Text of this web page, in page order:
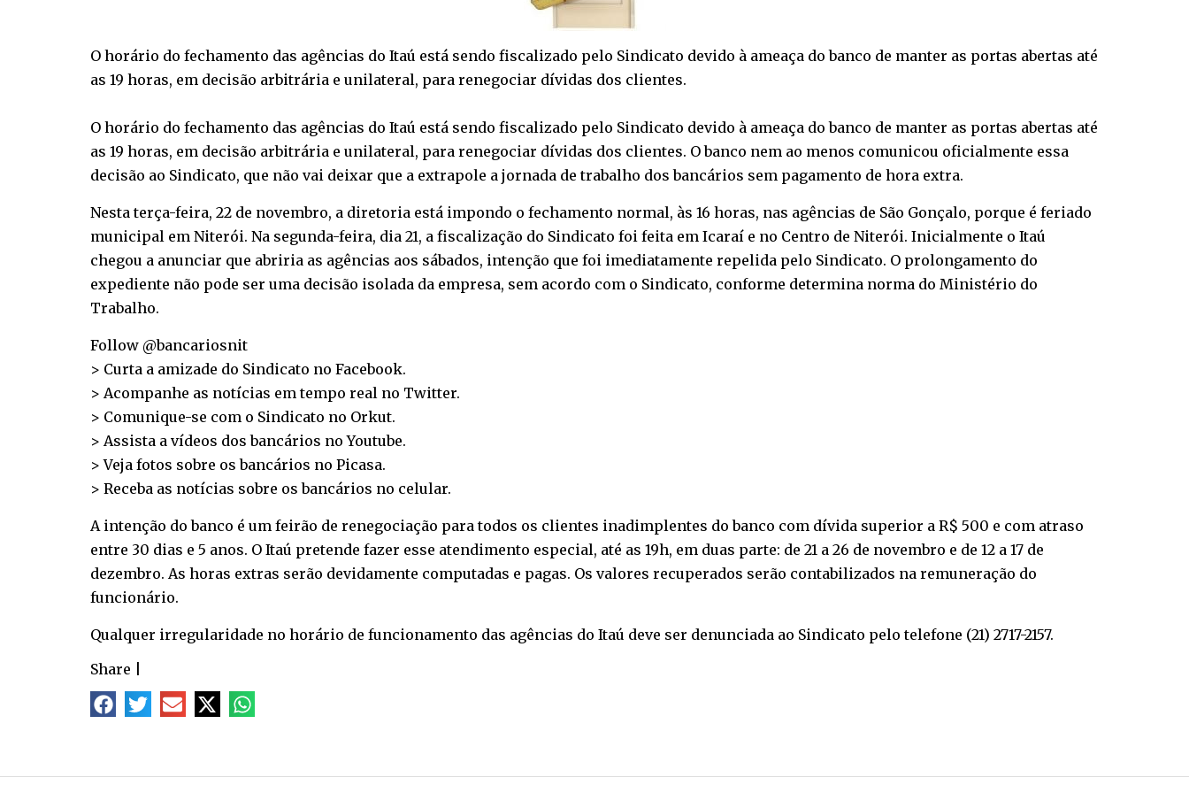
O horário do fechamento das agências do Itaú está sendo fiscalizado pelo Sindicato devido à ameaça do banco de manter as portas abertas até
as 19 horas, em decisão arbitrária e unilateral, para renegociar dívidas dos clientes.
O horário do fechamento das agências do Itaú está sendo fiscalizado pelo Sindicato devido à ameaça do banco de manter as portas abertas até
as 19 horas, em decisão arbitrária e unilateral, para renegociar dívidas dos clientes. O banco nem ao menos comunicou oficialmente essa
decisão ao Sindicato, que não vai deixar que a extrapole a jornada de trabalho dos bancários sem pagamento de hora extra.
Nesta terça-feira, 22 de novembro, a diretoria está impondo o fechamento normal, às 16 horas, nas agências de São Gonçalo, porque é feriado
municipal em Niterói. Na segunda-feira, dia 21, a fiscalização do Sindicato foi feita em Icaraí e no Centro de Niterói. Inicialmente o Itaú
chegou a anunciar que abriria as agências aos sábados, intenção que foi imediatamente repelida pelo Sindicato. O prolongamento do
expediente não pode ser uma decisão isolada da empresa, sem acordo com o Sindicato, conforme determina norma do Ministério do
Trabalho.
Follow @bancariosnit
> Curta a amizade do Sindicato no Facebook.
> Acompanhe as notícias em tempo real no Twitter.
> Comunique-se com o Sindicato no Orkut.
> Assista a vídeos dos bancários noYoutube.
> Veja fotos sobre os bancários no Picasa.
> Receba as notícias sobre os bancários no celular.
A intenção do banco é um feirão de renegociação para todos os clientes inadimplentes do banco com dívida superior a R$ 500 e com atraso
entre 30 dias e 5 anos. O Itaú pretende fazer esse atendimento especial, até as 19h, em duas parte: de 21 a 26 de novembro e de 12 a 17 de
dezembro. As horas extras serão devidamente computadas e pagas. Os valores recuperados serão contabilizados na remuneração do
funcionário.
Qualquer irregularidade no horário de funcionamento das agências do Itaú deve ser denunciada ao Sindicato pelo telefone (21) 2717-2157.
Share